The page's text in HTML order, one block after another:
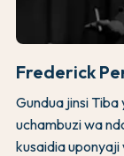
Frederick
Gundua jinsi
uchambuzi wa
kusaidia uponyaji